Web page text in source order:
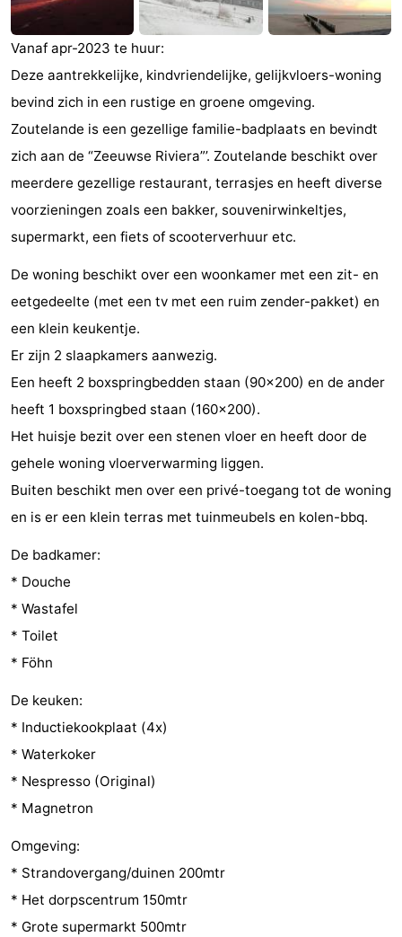
Monumenten
Vuurtorens
-
-
Binnenspeeltuinen
-
Bowlen
Wellness
centra
Dorpen
&
Steden
Natuur
Rondleidingen
Sporten
Zwembaden
-
Fietsen
Wandelen
-
Paardrijden
Golfbanen
-
Delta-
en
Eten
en
Evenementen
Zoutelande
Praktisch
Vanaf apr-2023 te huur:
Deze aantrekkelijke, kindvriendelijke, gelijkvloers-woning
bevind zich in een rustige en groene omgeving.
Zoutelande is een gezellige familie-badplaats en bevindt
zich aan de “Zeeuwse Riviera”’. Zoutelande beschikt over
meerdere gezellige restaurant, terrasjes en heeft diverse
voorzieningen zoals een bakker, souvenirwinkeltjes,
supermarkt, een fiets of scooterverhuur etc.
De woning beschikt over een woonkamer met een zit- en
eetgedeelte (met een tv met een ruim zender-pakket) en
een klein keukentje.
Er zijn 2 slaapkamers aanwezig.
Een heeft 2 boxspringbedden staan (90x200) en de ander
heeft 1 boxspringbed staan (160x200).
Het huisje bezit over een stenen vloer en heeft door de
gehele woning vloerverwarming liggen.
Buiten beschikt men over een privé-toegang tot de woning
en is er een klein terras met tuinmeubels en kolen-bbq.
De badkamer:
* Douche
* Wastafel
* Toilet
* Föhn
De keuken:
* Inductiekookplaat (4x)
* Waterkoker
* Nespresso (Original)
* Magnetron
Omgeving:
* Strandovergang/duinen 200mtr
* Het dorpscentrum 150mtr
* Grote supermarkt 500mtr